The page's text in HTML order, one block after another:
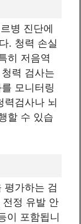
병 진단에
. 청력 손실
히 저음역
력 검사는
모니터링
력검사나 뇌
할 수 있습
평가하는 검
정 유발 안
이 포함됩니